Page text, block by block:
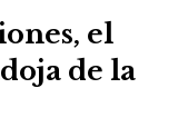
el
de la